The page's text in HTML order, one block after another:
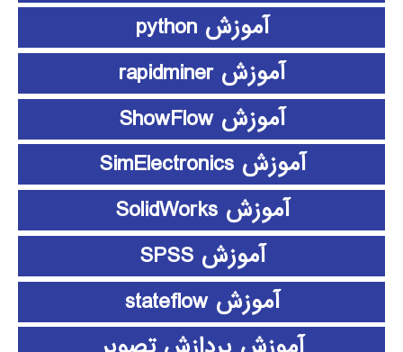
آموزش python
آموزش rapidminer
آموزش ShowFlow
آموزش SimElectronics
آموزش SolidWorks
آموزش SPSS
آموزش stateflow